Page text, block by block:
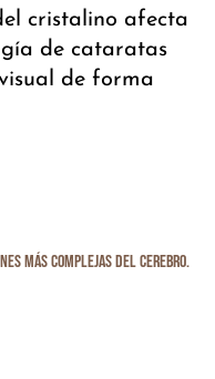
cristalino afecta
de cataratas
de forma